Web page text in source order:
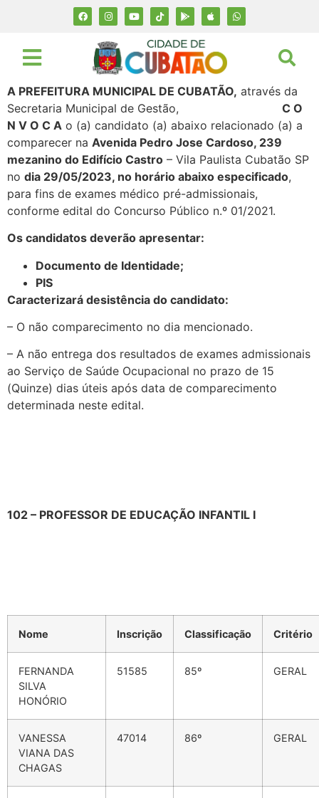
A PREFEITURA MUNICIPAL DE CUBATÃO, através da
Secretaria Municipal de Gestão, C O
N V O C A o (a) candidato (a) abaixo relacionado (a) a
comparecer na Avenida Pedro Jose Cardoso, 239
mezanino do Edifício Castro – Vila Paulista Cubatão SP
no dia 29/05/2023, no horário abaixo especificado,
para fins de exames médico pré-admissionais,
conforme edital do Concurso Público n.º 01/2021.
Os candidatos deverão apresentar:
Documento de Identidade;
PIS
Caracterizará desistência do candidato:
– O não comparecimento no dia mencionado.
– A não entrega dos resultados de exames admissionais
ao Serviço de Saúde Ocupacional no prazo de 15
(Quinze) dias úteis após data de comparecimento
determinada neste edital.
102 – PROFESSOR DE EDUCAÇÃO INFANTIL I
Nome Inscrição Classificação Critério
FERNANDA
SILVA
HONÓRIO
51585 85º GERAL
VANESSA
VIANA DAS
CHAGAS
47014 86º GERAL